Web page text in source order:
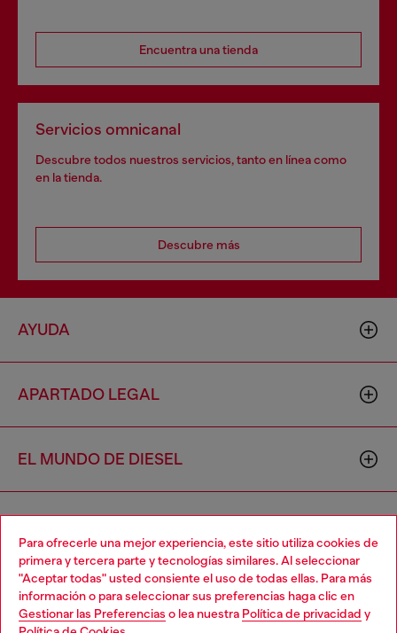
Para ofrecerle una mejor experiencia, este sitio utiliza cookies de
primera y tercera parte y tecnologías similares. Al seleccionar
"Aceptar todas" usted consiente el uso de todas ellas. Para más
información o para seleccionar sus preferencias haga clic en
Gestionar las Preferencias o lea nuestra Política de privacidad y
Encuentra una tienda
Servicios omnicanal
Descubre todos nuestros servicios, tanto en línea como
en la tienda.
Descubre más
AYUDA
APARTADO LEGAL
EL MUNDO DE DIESEL
Choose your location
You are currently browsing México website, but it seems you